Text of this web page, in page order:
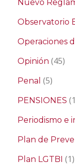
Nuevo
Observatorio
Operaciones
Opinión (45)
Penal (5)
PENSIONES
Periodismo e
Plan de
Plan LGTBI (1)